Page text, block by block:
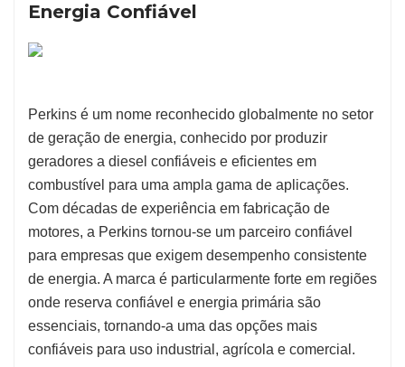
Energia Confiável
Perkins é um nome reconhecido globalmente no setor
de geração de energia, conhecido por produzir
geradores a diesel confiáveis e eficientes em
combustível para uma ampla gama de aplicações.
Com décadas de experiência em fabricação de
motores, a Perkins tornou-se um parceiro confiável
para empresas que exigem desempenho consistente
de energia. A marca é particularmente forte em regiões
onde reserva confiável e energia primária são
essenciais, tornando-a uma das opções mais
confiáveis para uso industrial, agrícola e comercial.